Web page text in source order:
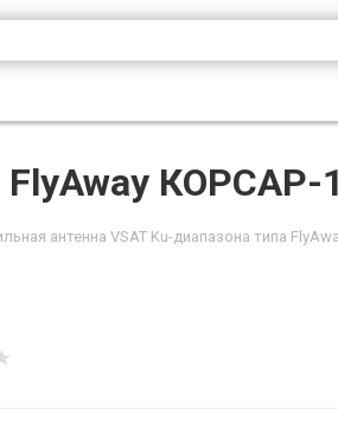
FlyAway
антенна VSAT Ku-диапазона типа